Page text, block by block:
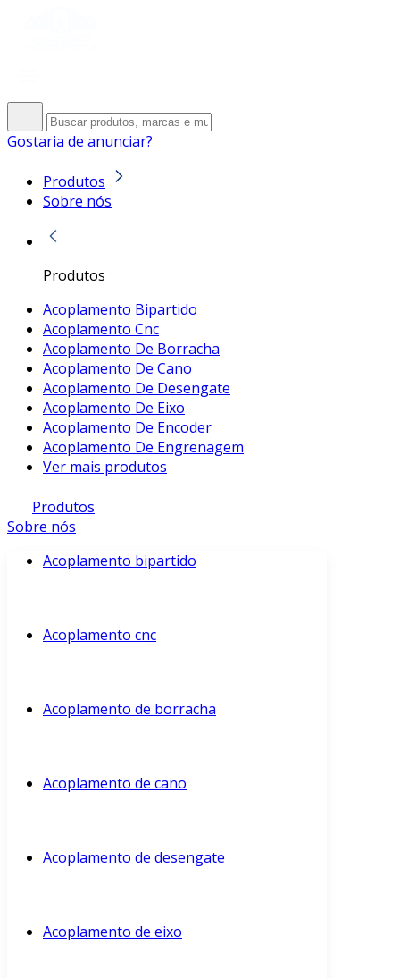
Gostaria de anunciar?
Produtos
Sobre nós
Produtos
Acoplamento Bipartido
Acoplamento Cnc
Acoplamento De Borracha
Acoplamento De Cano
Acoplamento De Desengate
Acoplamento De Eixo
Acoplamento De Encoder
Acoplamento De Engrenagem
Ver mais produtos
Produtos
Sobre nós
Acoplamento bipartido
Acoplamento cnc
Acoplamento de borracha
Acoplamento de cano
Acoplamento de desengate
Acoplamento de eixo